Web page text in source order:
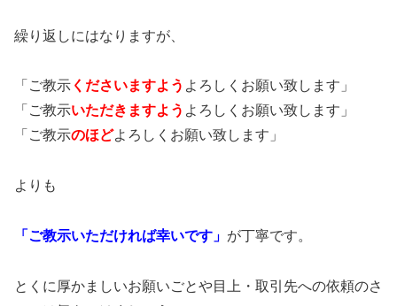
繰り返しにはなりますが、
「ご教示 くださいますよう よろしくお願い致します」
「ご教示いただきますよう よろしくお願い致します」
「ご教示のほどよろしくお願い致します」
よりも
「ご教示いただければ幸いです」 が丁寧です。
とくに厚かましいお願いごとや目上・取引先への依頼のさ